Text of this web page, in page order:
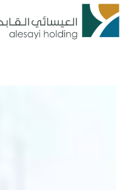
التجاوز
إلى
المحتوى